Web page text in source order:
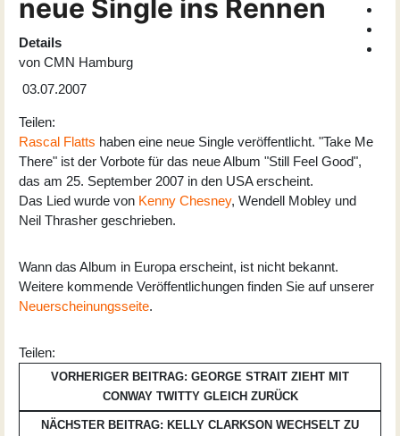
neue Single ins Rennen
Details
von CMN Hamburg
03.07.2007
Teilen:
Rascal Flatts haben eine neue Single veröffentlicht. "Take Me
There" ist der Vorbote für das neue Album "Still Feel Good",
das am 25. September 2007 in den USA erscheint.
Das Lied wurde von Kenny Chesney, Wendell Mobley und
Neil Thrasher geschrieben.
Wann das Album in Europa erscheint, ist nicht bekannt.
Weitere kommende Veröffentlichungen finden Sie auf unserer
Neuerscheinungsseite.
Teilen:
VORHERIGER BEITRAG: GEORGE STRAIT ZIEHT MIT
CONWAY TWITTY GLEICH ZURÜCK
NÄCHSTER BEITRAG: KELLY CLARKSON WECHSELT ZU